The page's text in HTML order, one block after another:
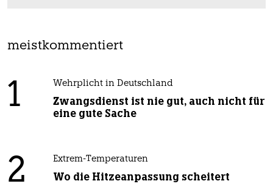
meistkommentiert
1 Wehrplicht in Deutschland
Zwangsdienst ist nie gut, auch nicht für
eine gute Sache
2 Extrem-Temperaturen
Wo die Hitzeanpassung scheitert